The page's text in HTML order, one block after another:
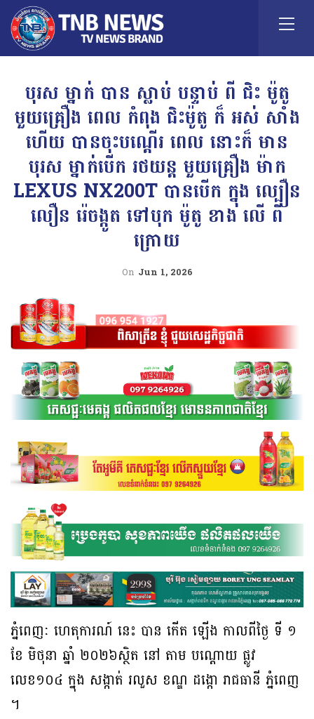
បុរស ម្នាក់ បាន ស្លាប់ បន្ទាប់ ពី ជិះ ម៉ូតូ
មួយគ្រឿង ពេល កំពុង ជិះម៉ូតូ ក៏ អស់ សាំង
ហេីយ បានចុះបណ្តេីរ ពេល នោះក៏ មាន
បុរស ម្នាក់បេីក រថយន្ត មួយគ្រឿង ម៉ាក
LEXUS NX200T បានបេីក ក្នុង ល្បឿន
លឿន រ៉េចង្កូត ទៅបុក ម៉ូតូ ខាង លេី ពី
ក្រោយ
On Jun 1, 2026
ភ្នំពេញៈ ហេតុការណ៍ នេះ បាន កេីត ឡើង កាលពីថ្ងៃ ទី ១
ខែ មិថុនា ឆ្នាំ ២០២៦ស្ថិត នៅ តាម បណ្ដោយ ផ្លូវ
លេខ១០៤ ក្នុង សង្កាត់ រលួស ខណ្ឌ ដង្កោ រាជធានី ភ្នំពេញ
។